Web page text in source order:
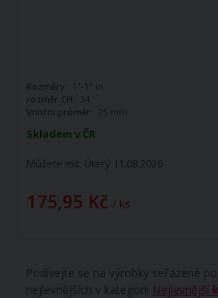
Skladem v ČR
Můžete mít: Úterý 11.08.2026
175,95 Kč / ks
Rozměry:
1"-1" in
rozměr CH:
34
Vnitřní průměr:
25 mm
Podívejte se na výrobky seřazené
nejlevnějších v kategorii Nejlevnější